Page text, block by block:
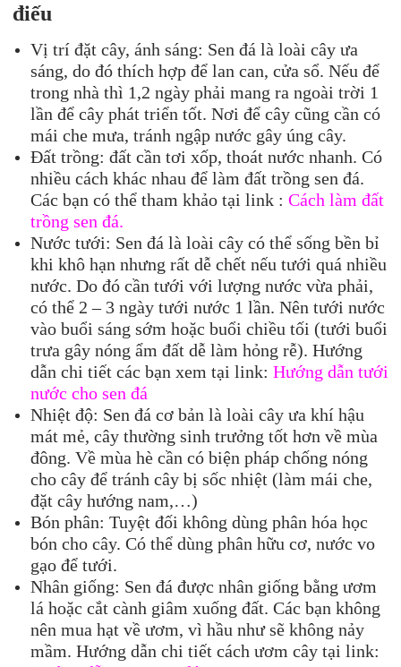
điếu
Vị trí đặt cây, ánh sáng: Sen đá là loài cây ưa
sáng, do đó thích hợp để lan can, cửa sổ. Nếu để
trong nhà thì 1,2 ngày phải mang ra ngoài trời 1
lần để cây phát triển tốt. Nơi để cây cũng cần có
mái che mưa, tránh ngập nước gây úng cây.
Đất trồng: đất cần tơi xốp, thoát nước nhanh. Có
nhiều cách khác nhau để làm đất trồng sen đá.
Các bạn có thể tham khảo tại link : Cách làm đất
trồng sen đá.
Nước tưới: Sen đá là loài cây có thể sống bền bỉ
khi khô hạn nhưng rất dễ chết nếu tưới quá nhiều
nước. Do đó cần tưới với lượng nước vừa phải,
có thể 2 – 3 ngày tưới nước 1 lần. Nên tưới nước
vào buổi sáng sớm hoặc buổi chiều tối (tưới buổi
trưa gây nóng ẩm đất dễ làm hỏng rễ). Hướng
dẫn chi tiết các bạn xem tại link: Hướng dẫn tưới
nước cho sen đá
Nhiệt độ: Sen đá cơ bản là loài cây ưa khí hậu
mát mẻ, cây thường sinh trưởng tốt hơn về mùa
đông. Về mùa hè cần có biện pháp chống nóng
cho cây để tránh cây bị sốc nhiệt (làm mái che,
đặt cây hướng nam,…)
Bón phân: Tuyệt đối không dùng phân hóa học
bón cho cây. Có thể dùng phân hữu cơ, nước vo
gạo để tưới.
Nhân giống: Sen đá được nhân giống bằng ươm
lá hoặc cắt cành giâm xuống đất. Các bạn không
nên mua hạt về ươm, vì hầu như sẽ không nảy
mầm. Hướng dẫn chi tiết cách ươm cây tại link: